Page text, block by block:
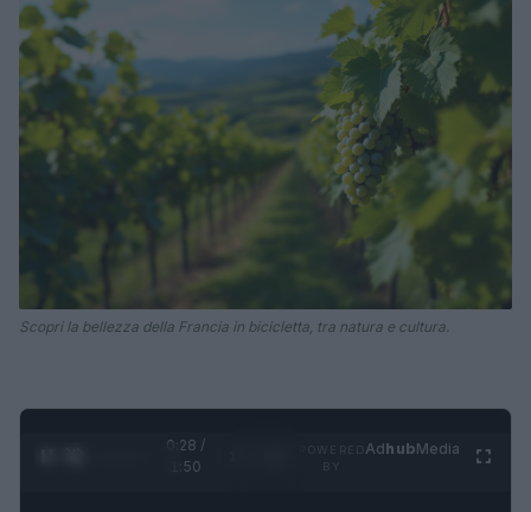
Scopri la bellezza della Francia in bicicletta, tra natura e cultura.
0:28 /
1:50
AdhubMedia